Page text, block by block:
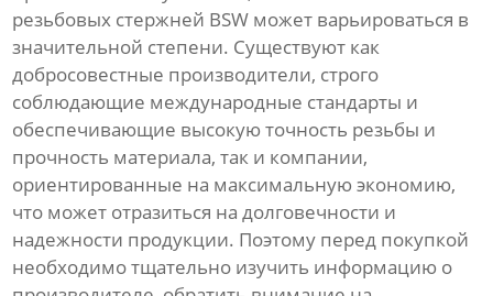
резьбовых стержней BSW может варьироваться в
значительной степени. Существуют как
добросовестные производители, строго
соблюдающие международные стандарты и
обеспечивающие высокую точность резьбы и
прочность материала, так и компании,
ориентированные на максимальную экономию,
что может отразиться на долговечности и
надежности продукции. Поэтому перед покупкой
необходимо тщательно изучить информацию о